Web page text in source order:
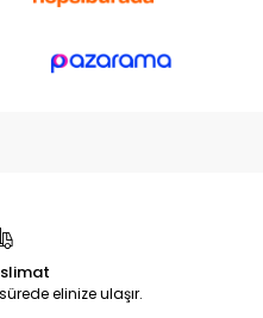
elinize ulaşır.